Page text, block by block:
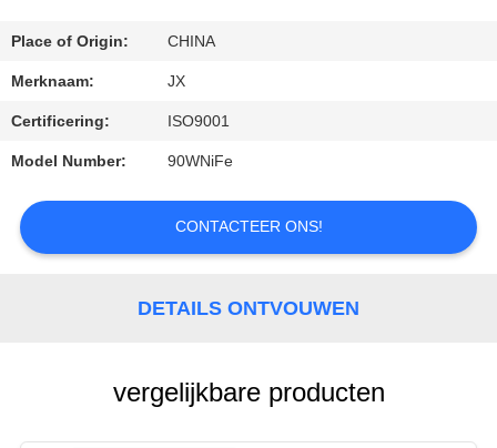
NIEUWS
GEVALLEN
OM
EEN
Place of Origin: CHINA
Merknaam: JX
Certificering: ISO9001
Model Number: 90WNiFe
CONTACTEER ONS!
DETAILS ONTVOUWEN
vergelijkbare producten